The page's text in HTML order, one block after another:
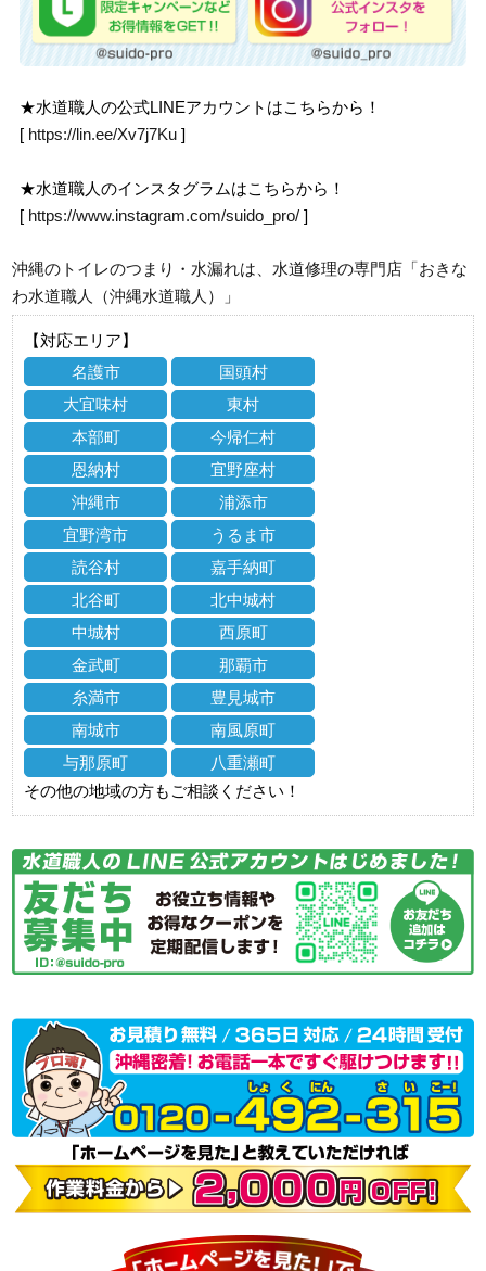
★水道職人の公式LINEアカウントはこちらから！
[ https://lin.ee/Xv7j7Ku ]
★水道職人のインスタグラムはこちらから！
[ https://www.instagram.com/suido_pro/ ]
沖縄のトイレのつまり・水漏れは、水道修理の専門店「おきな
わ水道職人（沖縄水道職人）」
【対応エリア】
名護市
国頭村
大宜味村
東村
本部町
今帰仁村
恩納村
宜野座村
沖縄市
浦添市
宜野湾市
うるま市
読谷村
嘉手納町
北谷町
北中城村
中城村
西原町
金武町
那覇市
糸満市
豊見城市
南城市
南風原町
与那原町
八重瀬町
その他の地域の方もご相談ください！